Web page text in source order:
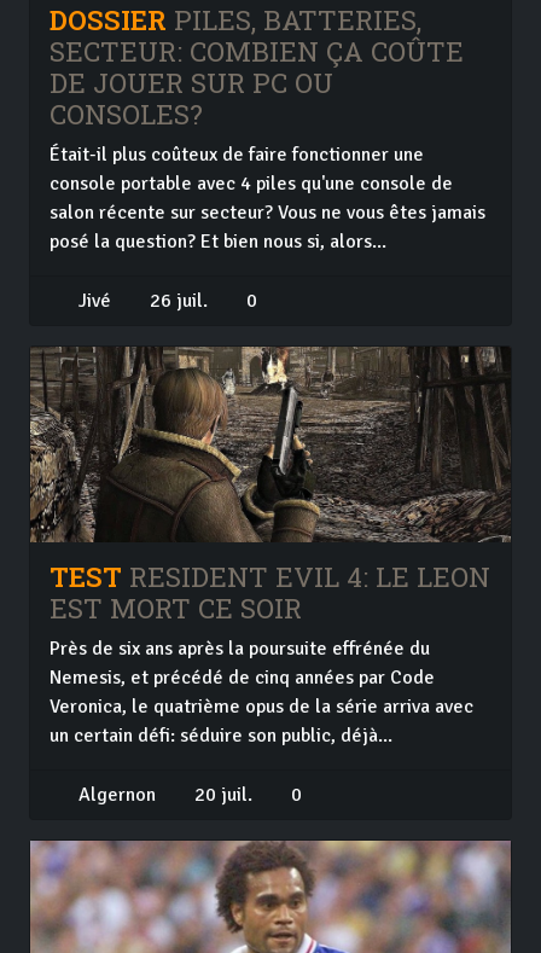
DOSSIER PILES, BATTERIES,
SECTEUR: COMBIEN ÇA COÛTE
DE JOUER SUR PC OU
CONSOLES?
Était-il plus coûteux de faire fonctionner une
console portable avec 4 piles qu'une console de
salon récente sur secteur? Vous ne vous êtes jamais
posé la question? Et bien nous si, alors...
Jivé 26 juil. 0
TEST RESIDENT EVIL 4: LE LEON
EST MORT CE SOIR
Près de six ans après la poursuite effrénée du
Nemesis, et précédé de cinq années par Code
Veronica, le quatrième opus de la série arriva avec
un certain défi: séduire son public, déjà...
Algernon 20 juil. 0